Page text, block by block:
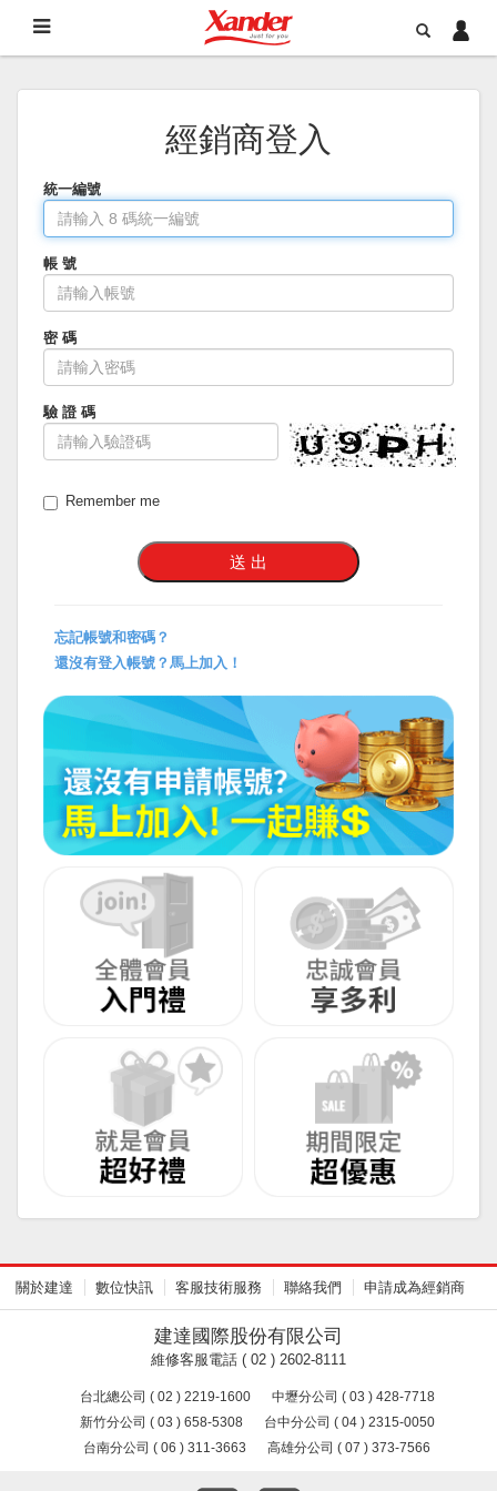
經銷商登入
統一編號
帳 號
密 碼
驗 證 碼
Remember me
忘記帳號和密碼？
還沒有登入帳號？馬上加入！
關於建達 數位快訊 客服技術服務 聯絡我們 申請成為經銷商
建達國際股份有限公司
維修客服電話 ( 02 ) 2602-8111
台北總公司 ( 02 ) 2219-1600
中壢分公司 ( 03 ) 428-7718
新竹分公司 ( 03 ) 658-5308
台中分公司 ( 04 ) 2315-0050
台南分公司 ( 06 ) 311-3663
高雄分公司 ( 07 ) 373-7566